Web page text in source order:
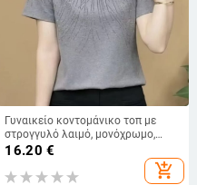
Γυναικείο κοντομάνικο τοπ με
στρογγυλό λαιμό, μονόχρωμο,
casual στυλ, στρας για
16.20 €
add_shopping_cart